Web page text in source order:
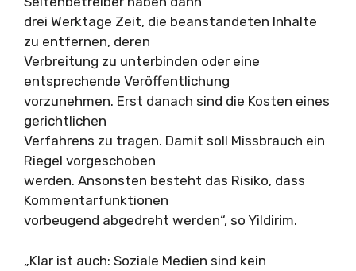
drei Werktage Zeit, die beanstandeten Inhalte
zu entfernen, deren
Verbreitung zu unterbinden oder eine
entsprechende Veröffentlichung
vorzunehmen. Erst danach sind die Kosten eines
gerichtlichen
Verfahrens zu tragen. Damit soll Missbrauch ein
Riegel vorgeschoben
werden. Ansonsten besteht das Risiko, dass
Kommentarfunktionen
vorbeugend abgedreht werden“, so Yildirim.
„Klar ist auch: Soziale Medien sind kein